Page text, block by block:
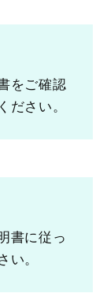
をご確認
ださい。
書に従っ
い。